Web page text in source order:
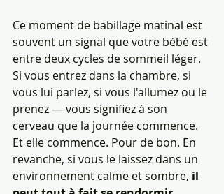
Ce moment de babillage matinal est
souvent un signal que votre bébé est
entre deux cycles de sommeil léger.
Si vous entrez dans la chambre, si
vous lui parlez, si vous l'allumez ou le
prenez — vous signifiez à son
cerveau que la journée commence.
Et elle commence. Pour de bon. En
revanche, si vous le laissez dans un
environnement calme et sombre, il